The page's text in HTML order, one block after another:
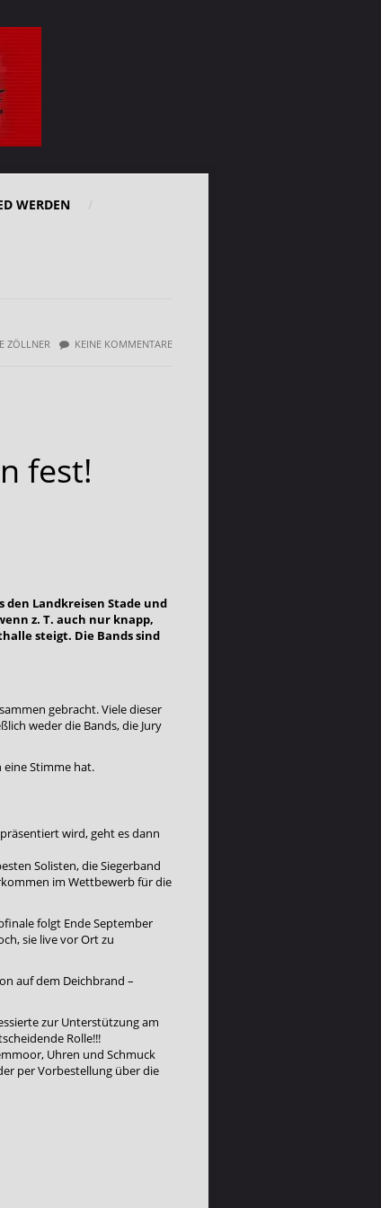
WERDEN
KEINE KOMMENTARE
ZÖLLNER
fest!
den Landkreisen Stade und
z. T. auch nur knapp,
steigt. Die Bands sind
gebracht. Viele dieser
weder die Bands, die Jury
eine Stimme hat.
wird, geht es dann
Solisten, die Siegerband
im Wettbewerb für die
folgt Ende September
sie live vor Ort zu
auf dem Deichbrand –
zur Unterstützung am
Rolle!!!
Uhren und Schmuck
per Vorbestellung über die